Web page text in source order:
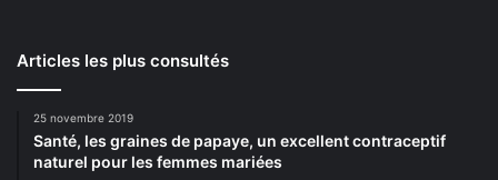
Articles les plus consultés
25 novembre 2019
Santé, les graines de papaye, un excellent contraceptif
naturel pour les femmes mariées